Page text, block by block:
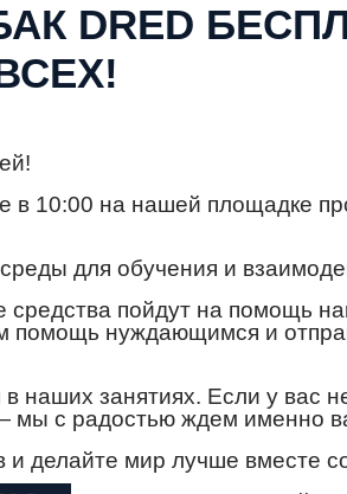
DRED
10:00 на нашей площадке
для обучения и
средства пойдут на
помощь нуждающимся и
наших занятиях. Если у вас
мы с радостью ждем именно
делайте мир лучше вместе